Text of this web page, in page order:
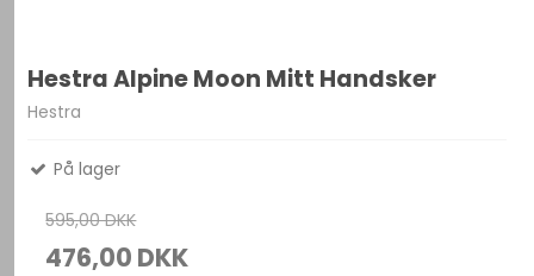
Hestra Alpine Moon Mitt Handsker
Hestra
På lager
595,00 DKK
476,00 DKK